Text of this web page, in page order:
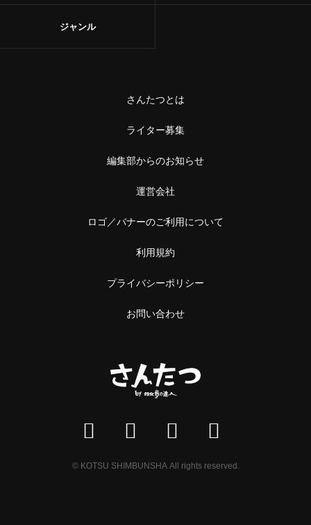
ジャンル
さんたつとは
ライター募集
編集部からのお知らせ
運営会社
ロゴ／バナーのご利用について
利用規約
プライバシーポリシー
お問い合わせ
© KOTSU SHIMBUNSHA All rights reserved.